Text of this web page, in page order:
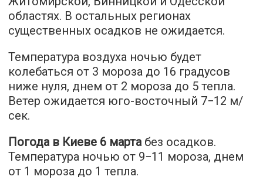
областях. В остальных регионах
существенных осадков не ожидается.
Температура воздуха ночью будет
колебаться от 3 мороза до 16 градусов
ниже нуля, днем от 2 мороза до 5 тепла.
Ветер ожидается юго-восточный 7−12 м/
сек.
Погода в Киеве 6 мартабез осадков.
Температура ночью от 9−11 мороза, днем
от 1 мороза до 1 тепла.